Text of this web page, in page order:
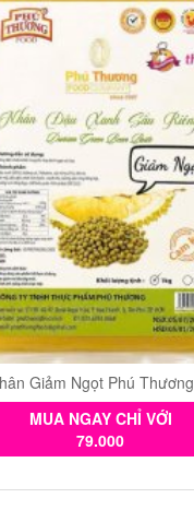
Giảm Ngọt Phú
MUA NGAY CHỈ VỚI
79.000